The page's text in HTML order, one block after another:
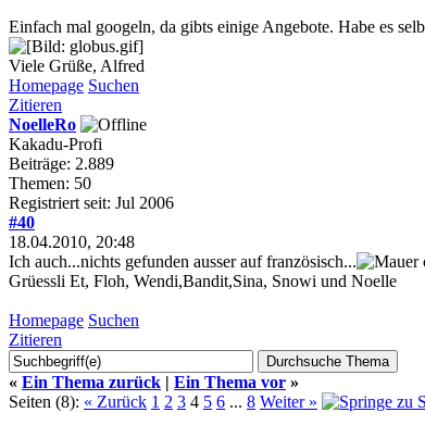
Einfach mal googeln, da gibts einige Angebote. Habe es
Viele Grüße, Alfred
Homepage Suchen
Zitieren
NoelleRo
Kakadu-Profi
Beiträge: 2.889
Themen: 50
Registriert seit: Jul 2006
#40
18.04.2010, 20:48
Ich auch...nichts gefunden ausser auf französisch...
Grüessli Et, Floh, Wendi,Bandit,Sina, Snowi und Noelle
Homepage Suchen
Zitieren
« Ein Thema zurück | Ein Thema vor »
Seiten (8): « Zurück 1 2 3 4 5 6 ... 8 Weiter »